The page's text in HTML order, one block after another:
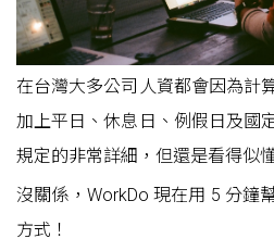
在台灣大多公司人資都會因為計
加上平日、休息日、例假日及國
規定的非常詳細，但還是看得似
沒關係，WorkDo 現在用 5 分鐘
方式！